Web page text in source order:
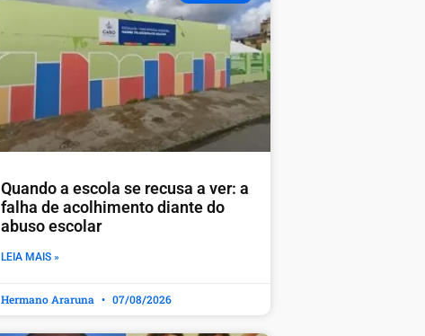
Quando a escola se recusa a ver: a
falha de acolhimento diante do
abuso escolar
LEIA MAIS »
Hermano Araruna 07/08/2026